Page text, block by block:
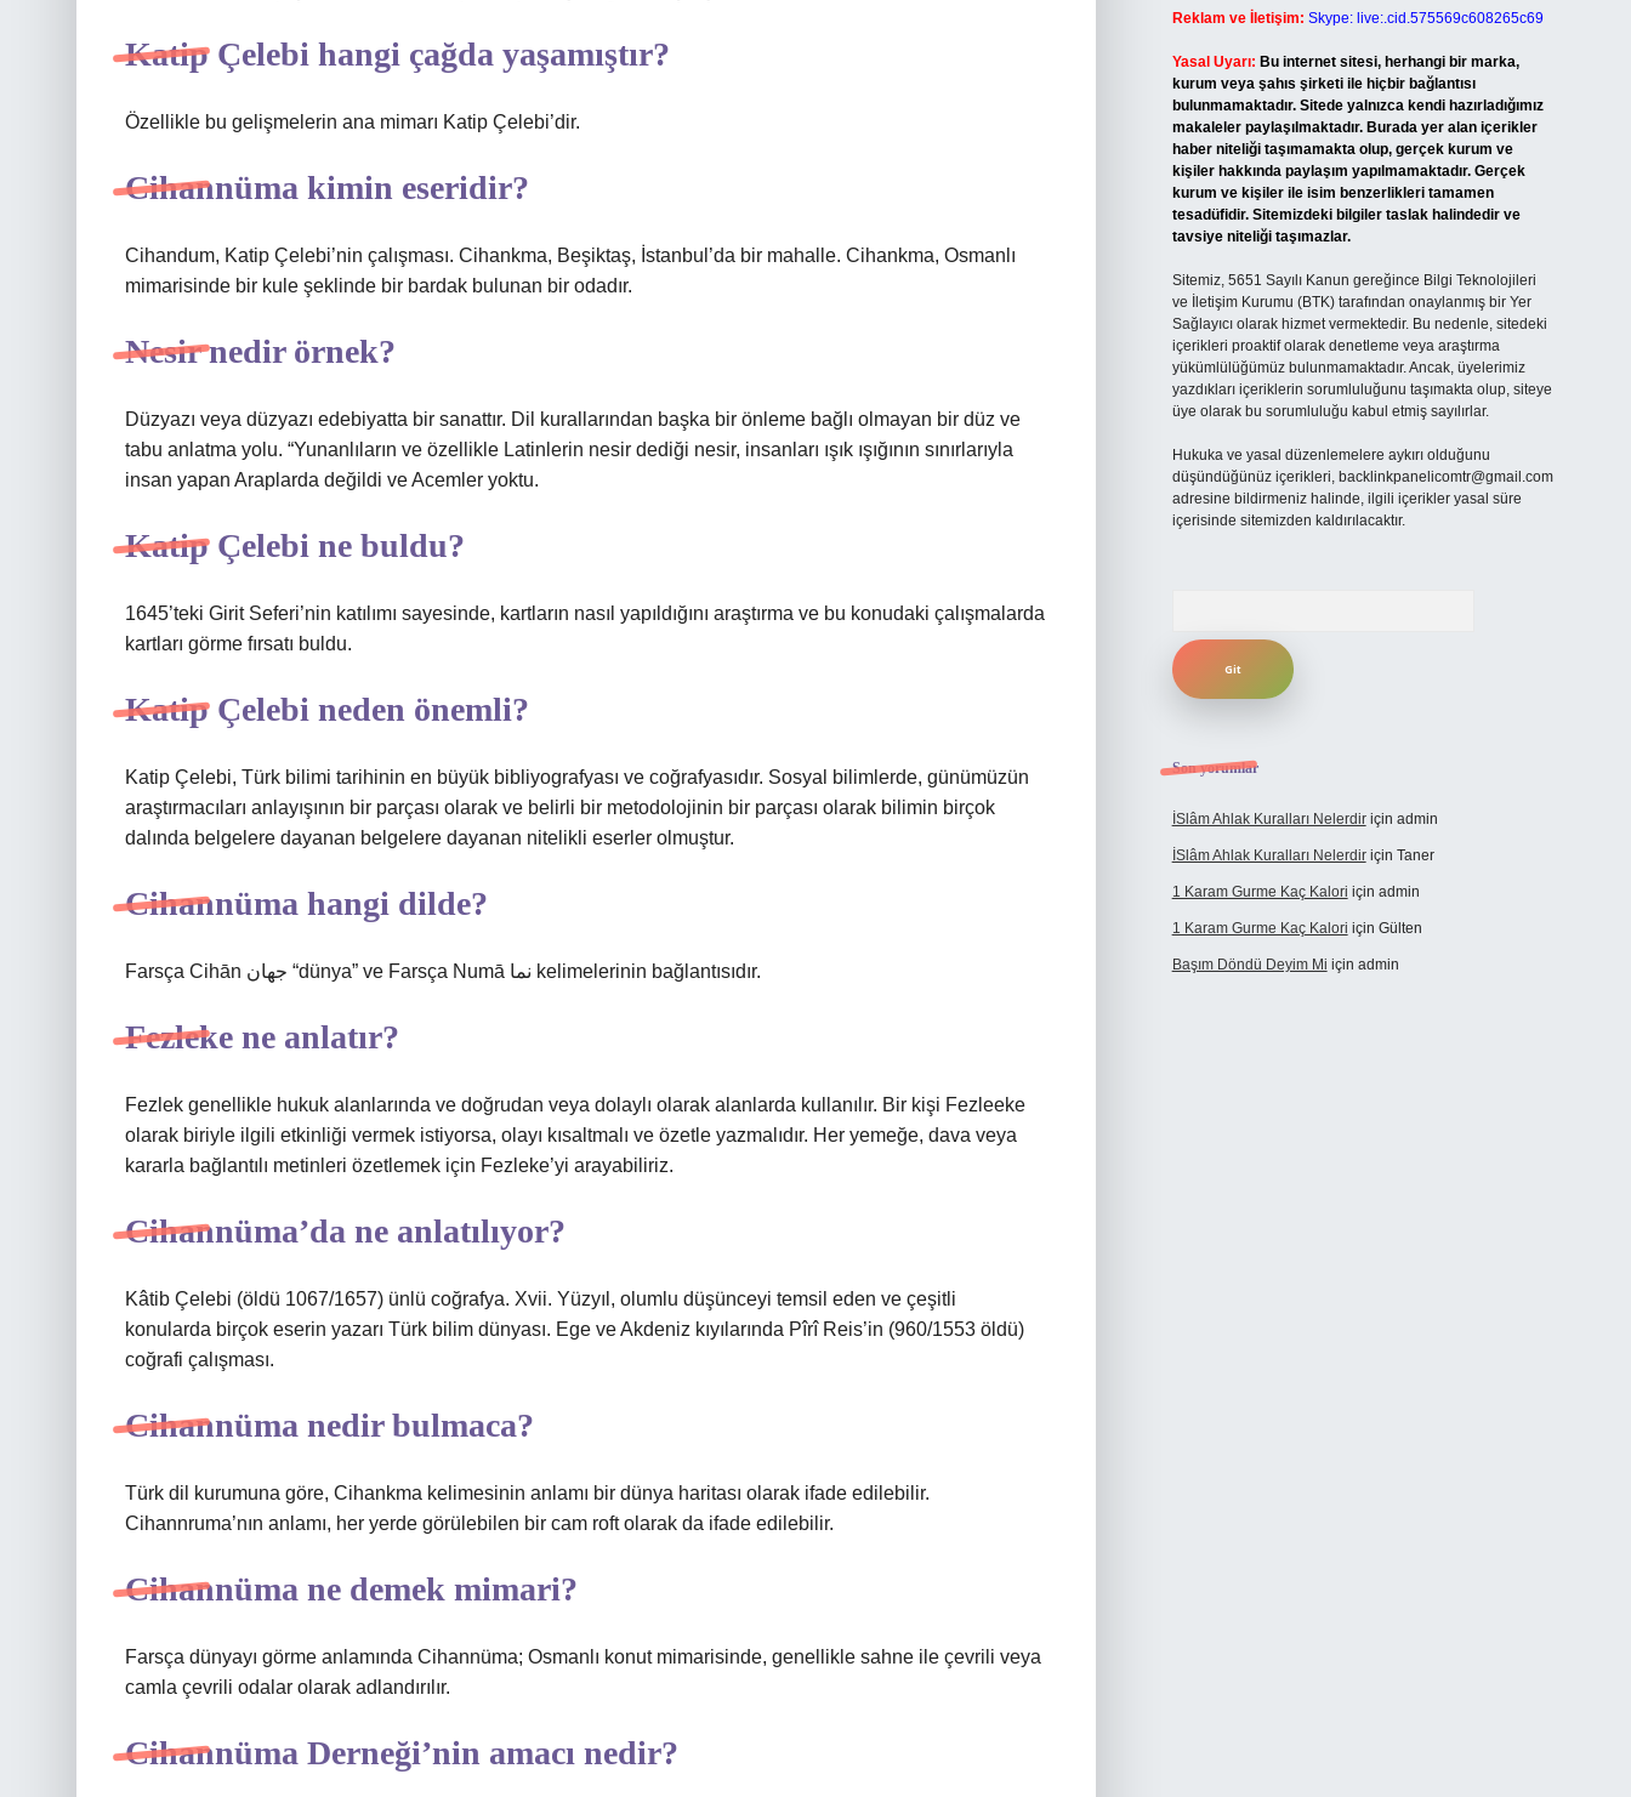
Katip Çelebi hangi çağda yaşamıştır?
Özellikle bu gelişmelerin ana mimarı Katip Çelebi’dir.
Cihannüma kimin eseridir?
Cihandum, Katip Çelebi’nin çalışması. Cihankma, Beşiktaş, İstanbul’da bir mahalle. Cihankma, Osmanlı
mimarisinde bir kule şeklinde bir bardak bulunan bir odadır.
Nesir nedir örnek?
Düzyazı veya düzyazı edebiyatta bir sanattır. Dil kurallarından başka bir önleme bağlı olmayan bir düz ve
tabu anlatma yolu. “Yunanlıların ve özellikle Latinlerin nesir dediği nesir, insanları ışık ışığının sınırlarıyla
insan yapan Araplarda değildi ve Acemler yoktu.
Katip Çelebi ne buldu?
1645’teki Girit Seferi’nin katılımı sayesinde, kartların nasıl yapıldığını araştırma ve bu konudaki çalışmalarda
kartları görme fırsatı buldu.
Katip Çelebi neden önemli?
Katip Çelebi, Türk bilimi tarihinin en büyük bibliyografyası ve coğrafyasıdır. Sosyal bilimlerde, günümüzün
araştırmacıları anlayışının bir parçası olarak ve belirli bir metodolojinin bir parçası olarak bilimin birçok
dalında belgelere dayanan belgelere dayanan nitelikli eserler olmuştur.
Cihannüma hangi dilde?
Farsça Cihān جهان “dünya” ve Farsça Numā نما kelimelerinin bağlantısıdır.
Fezleke ne anlatır?
Fezlek genellikle hukuk alanlarında ve doğrudan veya dolaylı olarak alanlarda kullanılır. Bir kişi Fezleeke
olarak biriyle ilgili etkinliği vermek istiyorsa, olayı kısaltmalı ve özetle yazmalıdır. Her yemeğe, dava veya
kararla bağlantılı metinleri özetlemek için Fezleke’yi arayabiliriz.
Cihannüma’da ne anlatılıyor?
Kâtib Çelebi (öldü 1067/1657) ünlü coğrafya. Xvii. Yüzyıl, olumlu düşünceyi temsil eden ve çeşitli
konularda birçok eserin yazarı Türk bilim dünyası. Ege ve Akdeniz kıyılarında Pîrî Reis’in (960/1553 öldü)
coğrafi çalışması.
Cihannüma nedir bulmaca?
Türk dil kurumuna göre, Cihankma kelimesinin anlamı bir dünya haritası olarak ifade edilebilir.
Cihannruma’nın anlamı, her yerde görülebilen bir cam roft olarak da ifade edilebilir.
Cihannüma ne demek mimari?
Farsça dünyayı görme anlamında Cihannüma; Osmanlı konut mimarisinde, genellikle sahne ile çevrili veya
camla çevrili odalar olarak adlandırılır.
Cihannüma Derneği’nin amacı nedir?
Reklam ve İletişim: Skype: live:.cid.575569c608265c69
Yasal Uyarı: Bu internet sitesi, herhangi bir marka,
kurum veya şahıs şirketi ile hiçbir bağlantısı
bulunmamaktadır. Sitede yalnızca kendi hazırladığımız
makaleler paylaşılmaktadır. Burada yer alan içerikler
haber niteliği taşımamakta olup, gerçek kurum ve
kişiler hakkında paylaşım yapılmamaktadır. Gerçek
kurum ve kişiler ile isim benzerlikleri tamamen
tesadüfidir. Sitemizdeki bilgiler taslak halindedir ve
tavsiye niteliği taşımazlar.
Sitemiz, 5651 Sayılı Kanun gereğince Bilgi Teknolojileri
ve İletişim Kurumu (BTK) tarafından onaylanmış bir Yer
Sağlayıcı olarak hizmet vermektedir. Bu nedenle, sitedeki
içerikleri proaktif olarak denetleme veya araştırma
yükümlülüğümüz bulunmamaktadır. Ancak, üyelerimiz
yazdıkları içeriklerin sorumluluğunu taşımakta olup, siteye
üye olarak bu sorumluluğu kabul etmiş sayılırlar.
Hukuka ve yasal düzenlemelere aykırı olduğunu
düşündüğünüz içerikleri, backlinkpanelicomtr@gmail.com
adresine bildirmeniz halinde, ilgili içerikler yasal süre
içerisinde sitemizden kaldırılacaktır.
Son yorumlar
İSlâm Ahlak Kuralları Nelerdiriçin admin
İSlâm Ahlak Kuralları Nelerdiriçin Taner
1 Karam Gurme Kaç Kalori için admin
1 Karam Gurme Kaç Kalori için Gülten
Başım Döndü Deyim Mi için admin